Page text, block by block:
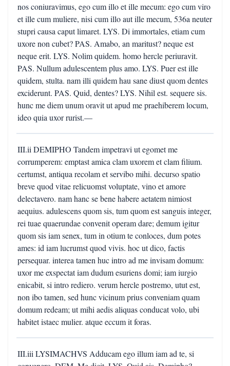
nos coniuravimus, ego cum illo et ille mecum: ego cum viro
et ille cum muliere, nisi cum illo aut ille mecum, 536a neuter
stupri causa caput limaret. LYS. Di immortales, etiam cum
uxore non cubet? PAS. Amabo, an maritust? neque est
neque erit. LYS. Nolim quidem. homo hercle periuravit.
PAS. Nullum adulescentem plus amo. LYS. Puer est ille
quidem, stulta. nam illi quidem hau sane diust quom dentes
exciderunt. PAS. Quid, dentes? LYS. Nihil est. sequere sis.
hunc me diem unum oravit ut apud me praehiberem locum,
ideo quia uxor rurist.—
III.ii DEMIPHO Tandem impetravi ut egomet me
corrumperem: emptast amica clam uxorem et clam filium.
certumst, antiqua recolam et servibo mihi. decurso spatio
breve quod vitae relicuomst voluptate, vino et amore
delectavero. nam hanc se bene habere aetatem nimiost
aequius. adulescens quom sis, tum quom est sanguis integer,
rei tuae quaerundae convenit operam dare; demum igitur
quom sis iam senex, tum in otium te conloces, dum potes
ames: id iam lucrumst quod vivis. hoc ut dico, factis
persequar. interea tamen huc intro ad me invisam domum:
uxor me exspectat iam dudum esuriens domi; iam iurgio
enicabit, si intro rediero. verum hercle postremo, utut est,
non ibo tamen, sed hunc vicinum prius conveniam quam
domum redeam; ut mihi aedis aliquas conducat volo, ubi
habitet istaec mulier. atque eccum it foras.
III.iii LYSIMACHVS Adducam ego illum iam ad te, si